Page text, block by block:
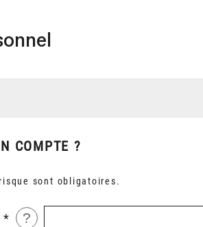
COMPTE ?
sont obligatoires.
?